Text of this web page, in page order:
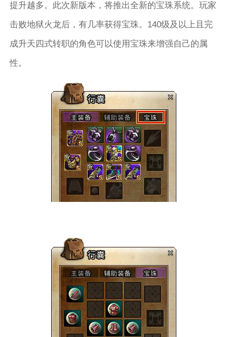
提升越多。此次新版本，将推出全新的宝珠系统。玩家
击败地狱火龙后，有几率获得宝珠。140级及以上且完
成升天四式转职的角色可以使用宝珠来增强自己的属
性。